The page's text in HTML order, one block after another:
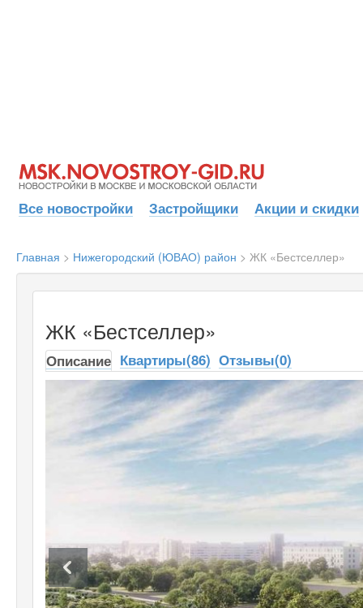
Все новостройки Застройщики Акции и скидки
Главная > Нижегородский (ЮВАО) район > ЖК «Бестселлер»
ЖК «Бестселлер»
Описание Квартиры(86) Отзывы(0)